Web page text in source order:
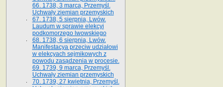
66. 1738, 3 marca, Przemyśl.
Uchwały ziemian przemyskich­
67. 1738, 5 sierpnia, Lwów.
Laudum w sprawie elekcyi
podkomorzego lwowskiego
68. 1738, 6 sierpnia, Lwów.
Manifestacya przeciw udziałowi
w elekcyach sejmikowych z
powodu zasądzenia w procesie.
69. 1739, 9 marca, Przemyśl.
Uchwały ziemian przemyskich
70. 1739, 27 kwietnia, Przemyśl.